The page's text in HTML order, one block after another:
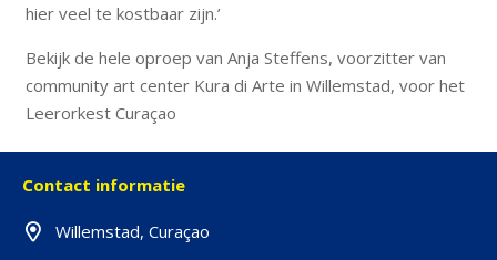
hier veel te kostbaar zijn.’
Bekijk de hele oproep van Anja Steffens, voorzitter van
community art center Kura di Arte in Willemstad, voor het
Leerorkest Curaçao
Contact informatie
Willemstad, Curaçao